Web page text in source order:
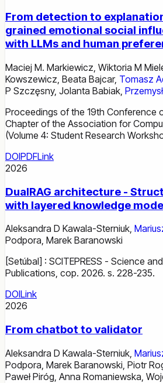
From detection to
grained emotional social
with LLMs and human
Maciej M. Markiewicz Wiktoria M
Kowszewicz Beata Bajcar, Tomasz
P Szczęsny, Jolanta Babiak
Proceedings of the 19th Conference
Chapter of the Association for
(Volume 4: Student Research
DOIPDFLink
2026
DualRAG architecture -
with layered knowledge
Aleksandra D Kawala-Sterniuk,
Podpora, Marek Baranowski
[Setúbal] : SCITEPRESS - Science
Publications, cop. 2026. s. 228-235.
DOILink
2026
From chatbot to validator
Aleksandra D Kawala-Sterniuk
Podpora Marek Baranowski Piotr
Paweł Piróg Anna Romaniewska